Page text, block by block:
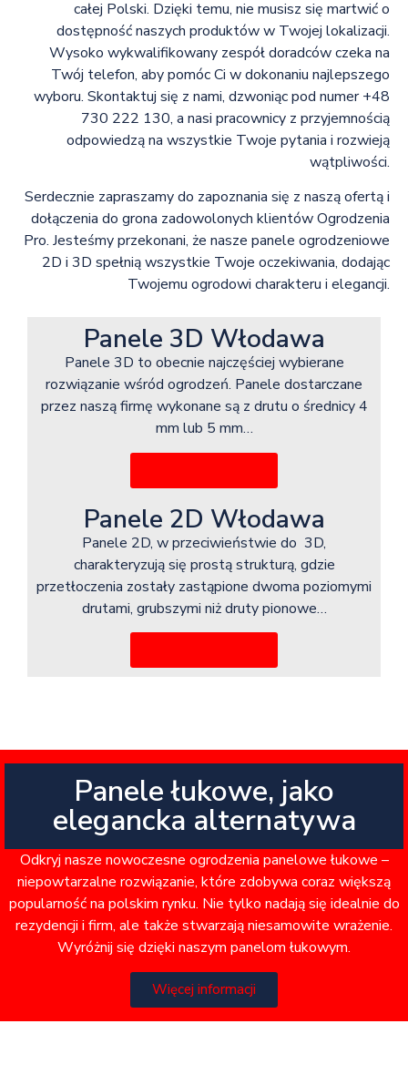
całej Polski. Dzięki temu, nie musisz się martwić o
dostępność naszych produktów w Twojej lokalizacji.
Wysoko wykwalifikowany zespół doradców czeka na
Twój telefon, aby pomóc Ci w dokonaniu najlepszego
wyboru. Skontaktuj się z nami, dzwoniąc pod numer +48
730 222 130, a nasi pracownicy z przyjemnością
odpowiedzą na wszystkie Twoje pytania i rozwieją
wątpliwości.
Serdecznie zapraszamy do zapoznania się z naszą ofertą i
dołączenia do grona zadowolonych klientów Ogrodzenia
Pro. Jesteśmy przekonani, że nasze panele ogrodzeniowe
2D i 3D spełnią wszystkie Twoje oczekiwania, dodając
Twojemu ogrodowi charakteru i elegancji.
Panele 3D Włodawa
Panele 3D to obecnie najczęściej wybierane
rozwiązanie wśród ogrodzeń. Panele dostarczane
przez naszą firmę wykonane są z drutu o średnicy 4
mm lub 5 mm…
Panele 2D Włodawa
Panele 2D, w przeciwieństwie do 3D,
charakteryzują się prostą strukturą, gdzie
przetłoczenia zostały zastąpione dwoma poziomymi
drutami, grubszymi niż druty pionowe…
Panele łukowe, jako
elegancka alternatywa
Odkryj nasze nowoczesne ogrodzenia panelowe łukowe –
niepowtarzalne rozwiązanie, które zdobywa coraz większą
popularność na polskim rynku. Nie tylko nadają się idealnie do
rezydencji i firm, ale także stwarzają niesamowite wrażenie.
Wyróżnij się dzięki naszym panelom łukowym.
Więcej informacji